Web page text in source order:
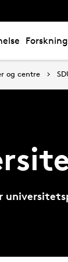
Forskning
og centre